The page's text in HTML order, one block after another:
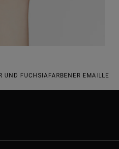
UND FUCHSIAFARBENER EMAILLE